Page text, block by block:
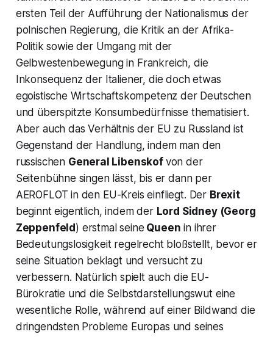
ersten Teil der Aufführung der Nationalismus der
polnischen Regierung, die Kritik an der Afrika-
Politik sowie der Umgang mit der
Gelbwestenbewegung in Frankreich, die
Inkonsequenz der Italiener, die doch etwas
egoistische Wirtschaftskompetenz der Deutschen
und überspitzte Konsumbedürfnisse thematisiert.
Aber auch das Verhältnis der EU zu Russland ist
Gegenstand der Handlung, indem man den
russischen General Libenskof von der
Seitenbühne singen lässt, bis er dann per
AEROFLOT in den EU-Kreis einfliegt. Der Brexit
beginnt eigentlich, indem der Lord Sidney(Georg
Zeppenfeld) erstmal seine Queen in ihrer
Bedeutungslosigkeit regelrecht bloßstellt, bevor er
seine Situation beklagt und versucht zu
verbessern. Natürlich spielt auch die EU-
Bürokratie und die Selbstdarstellungswut eine
wesentliche Rolle, während auf einer Bildwand die
dringendsten Probleme Europas und seines